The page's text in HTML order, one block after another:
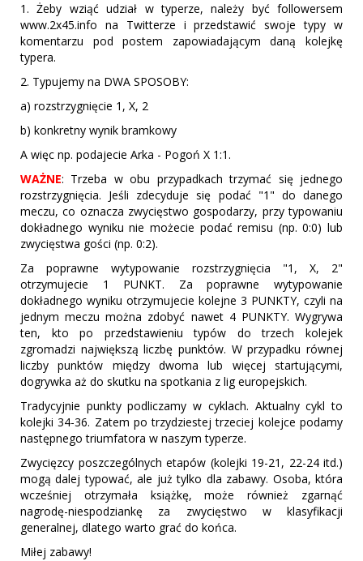
1. Żeby wziąć udział w typerze, należy być followersem
www.2x45.info na Twitterze i przedstawić swoje typy w
komentarzu pod postem zapowiadającym daną kolejkę
typera.
2. Typujemy na DWA SPOSOBY:
a) rozstrzygnięcie 1, X, 2
b) konkretny wynik bramkowy
A więc np. podajecie Arka - Pogoń X 1:1.
WAŻNE: Trzeba w obu przypadkach trzymać się jednego
rozstrzygnięcia. Jeśli zdecyduje się podać "1" do danego
meczu, co oznacza zwycięstwo gospodarzy, przy typowaniu
dokładnego wyniku nie możecie podać remisu (np. 0:0) lub
zwycięstwa gości (np. 0:2).
Za poprawne wytypowanie rozstrzygnięcia "1, X, 2"
otrzymujecie 1 PUNKT. Za poprawne wytypowanie
dokładnego wyniku otrzymujecie kolejne 3 PUNKTY, czyli na
jednym meczu można zdobyć nawet 4 PUNKTY. Wygrywa
ten, kto po przedstawieniu typów do trzech kolejek
zgromadzi największą liczbę punktów. W przypadku równej
liczby punktów między dwoma lub więcej startującymi,
dogrywka aż do skutku na spotkania z lig europejskich.
Tradycyjnie punkty podliczamy w cyklach. Aktualny cykl to
kolejki 34-36. Zatem po trzydziestej trzeciej kolejce podamy
następnego triumfatora w naszym typerze.
Zwycięzcy poszczególnych etapów (kolejki 19-21, 22-24 itd.)
mogą dalej typować, ale już tylko dla zabawy. Osoba, która
wcześniej otrzymała książkę, może również zgarnąć
nagrodę-niespodziankę za zwycięstwo w klasyfikacji
generalnej, dlatego warto grać do końca.
Miłej zabawy!